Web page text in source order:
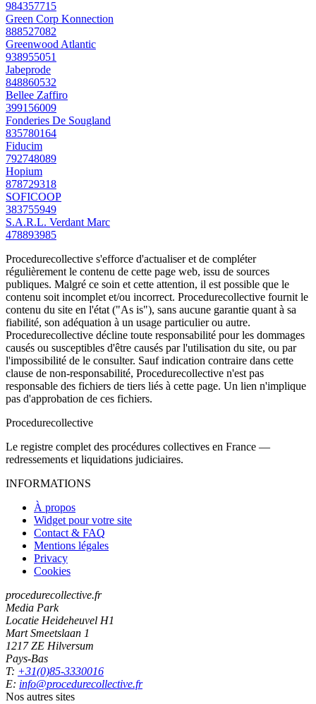
984357715
Green Corp Konnection
888527082
Greenwood Atlantic
938955051
Jabeprode
848860532
Bellee Zaffiro
399156009
Fonderies De Sougland
835780164
Fiducim
792748089
Hopium
878729318
SOFICOOP
383755949
S.A.R.L. Verdant Marc
478893985
Procedurecollective s'efforce d'actualiser et de compléter
régulièrement le contenu de cette page web, issu de sources
publiques. Malgré ce soin et cette attention, il est possible que le
contenu soit incomplet et/ou incorrect. Procedurecollective fournit le
contenu du site en l'état ("As is"), sans aucune garantie quant à sa
fiabilité, son adéquation à un usage particulier ou autre.
Procedurecollective décline toute responsabilité pour les dommages
causés ou susceptibles d'être causés par l'utilisation du site, ou par
l'impossibilité de le consulter. Sauf indication contraire dans cette
clause de non-responsabilité, Procedurecollective n'est pas
responsable des fichiers de tiers liés à cette page. Un lien n'implique
pas d'approbation de ces fichiers.
Procedurecollective
Le registre complet des procédures collectives en France —
redressements et liquidations judiciaires.
INFORMATIONS
À propos
Widget pour votre site
Contact & FAQ
Mentions légales
Privacy
Cookies
procedurecollective.fr
Media Park
Locatie Heideheuvel H1
Mart Smeetslaan 1
1217 ZE Hilversum
Pays-Bas
T: +31(0)85-3330016
E: info@procedurecollective.fr
Nos autres sites